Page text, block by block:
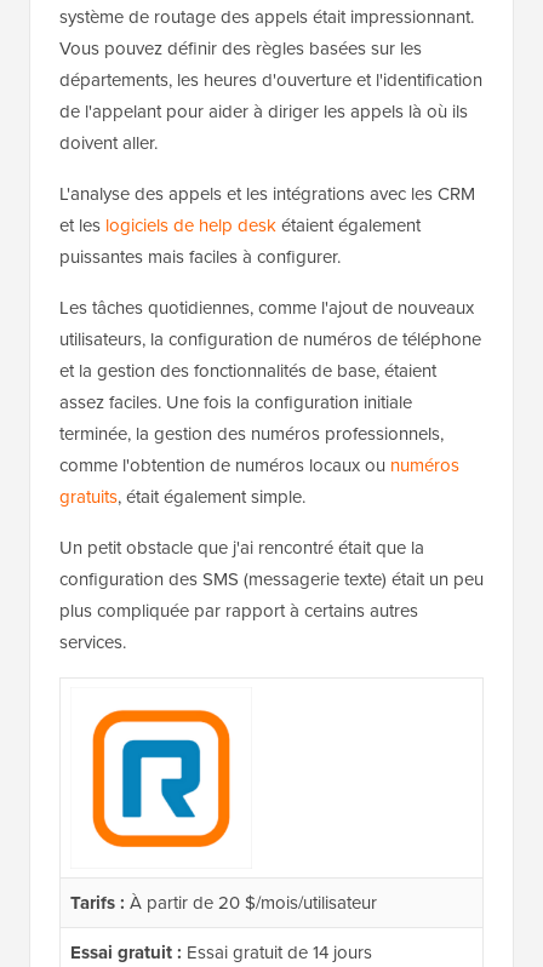
système de routage des appels était impressionnant.
Vous pouvez définir des règles basées sur les
départements, les heures d'ouverture et l'identification
de l'appelant pour aider à diriger les appels là où ils
doivent aller.
L'analyse des appels et les intégrations avec les CRM
et les logiciels de help deskétaient également
puissantes mais faciles à configurer.
Les tâches quotidiennes, comme l'ajout de nouveaux
utilisateurs, la configuration de numéros de téléphone
et la gestion des fonctionnalités de base, étaient
assez faciles. Une fois la configuration initiale
terminée, la gestion des numéros professionnels,
comme l'obtention de numéros locaux ou numéros
gratuits, était également simple.
Un petit obstacle que j'ai rencontré était que la
configuration des SMS (messagerie texte) était un peu
plus compliquée par rapport à certains autres
services.
Tarifs : À partir de 20 $/mois/utilisateur
Essai gratuit : Essai gratuit de 14 jours